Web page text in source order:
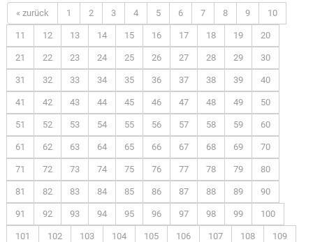
« zurück 1 2 3 4 5 6 7 8 9 10
11 12 13 14 15 16 17 18 19 20
21 22 23 24 25 26 27 28 29 30
31 32 33 34 35 36 37 38 39 40
41 42 43 44 45 46 47 48 49 50
51 52 53 54 55 56 57 58 59 60
61 62 63 64 65 66 67 68 69 70
71 72 73 74 75 76 77 78 79 80
81 82 83 84 85 86 87 88 89 90
91 92 93 94 95 96 97 98 99 100
101 102 103 104 105 106 107 108 109